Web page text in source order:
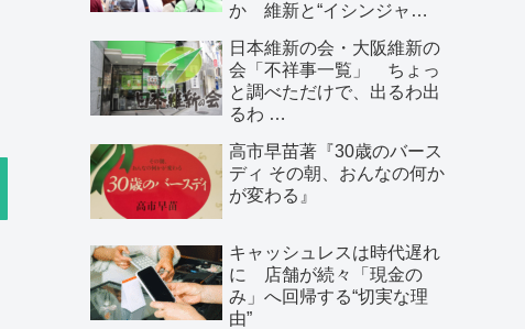
か 維新と“イシンジャ
る、大阪で起きていること
日本維新の会・大阪維新の
会「不祥事一覧」 ちょっ
と調べただけで、出るわ出
るわ …
高市早苗著『30歳のバース
ディ その朝、おんなの何か
が変わる』
キャッシュレスは時代遅れ
に 店舗が続々「現金の
み」へ回帰する“切実な理
由”